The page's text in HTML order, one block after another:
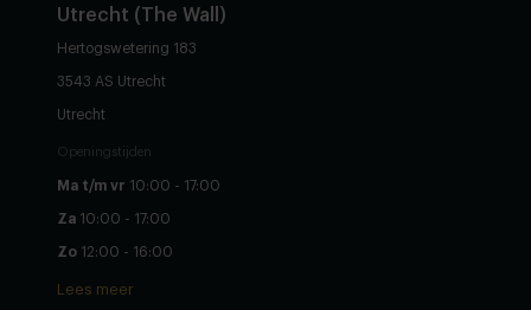
Utrecht (The Wall)
Hertogswetering 183
3543 AS Utrecht
Utrecht
Openingstijden
Ma t/m vr 10:00 - 17:00
Za 10:00 - 17:00
Zo 12:00 - 16:00
Lees meer